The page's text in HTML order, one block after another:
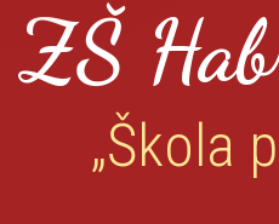
ZŠ
„Škola